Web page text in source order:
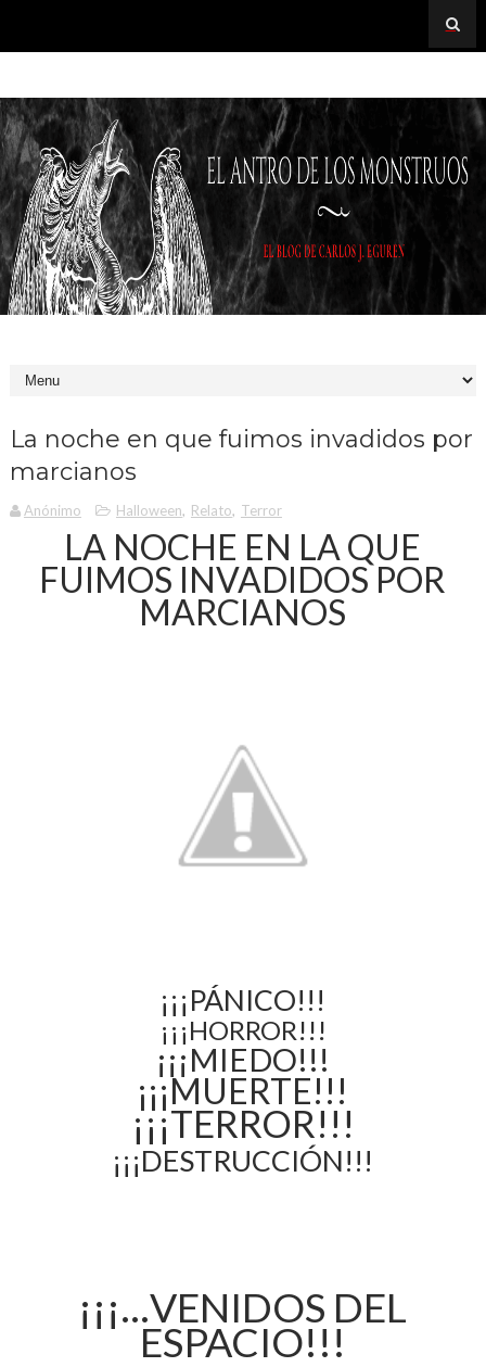
La noche en que fuimos invadidos por
marcianos
Anónimo Halloween, Relato, Terror
LA NOCHE EN LA QUE
FUIMOS INVADIDOS POR
MARCIANOS
¡¡¡PÁNICO!!!
¡¡¡HORROR!!!
¡¡¡MIEDO!!!
¡¡¡MUERTE!!!
¡¡¡TERROR!!!
¡¡¡DESTRUCCIÓN!!!
¡¡¡…VENIDOS DEL
ESPACIO!!!